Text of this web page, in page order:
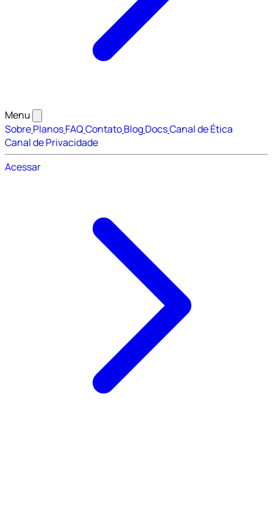
Menu
SobrePlanosFAQContatoBlogDocsCanal de Ética
Canal de Privacidade
Acessar